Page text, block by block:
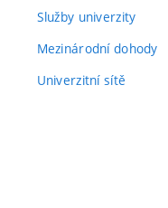
Služby univerzity
Mezinárodní dohody
Univerzitní sítě